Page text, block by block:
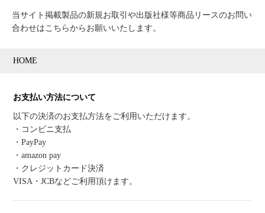
当サイト掲載製品の新規お取引や出版社様等商品リースのお問い
合わせはこちらからお願いいたします。
HOME
お支払い方法について
以下の決済のお支払方法をご利用いただけます。
・コンビニ支払
・PayPay
・amazon pay
・クレジットカード決済
VISA・JCBなどご利用頂けます。